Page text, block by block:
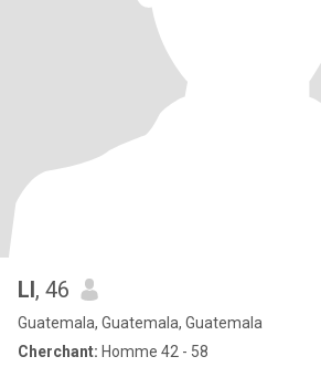
LI, 46
Guatemala, Guatemala, Guatemala
Cherchant: Homme 42 - 58